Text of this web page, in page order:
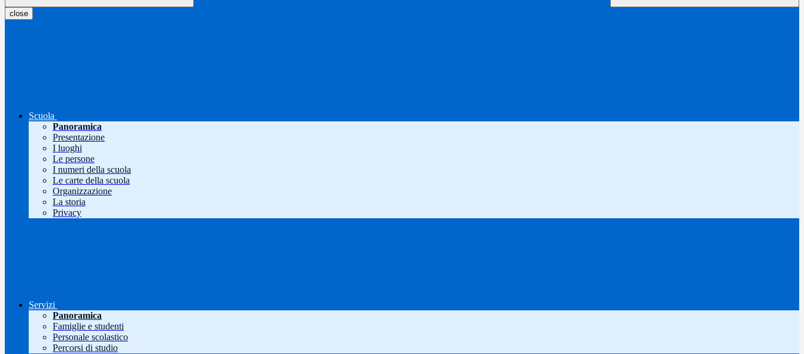
close
Scuola
Panoramica
Presentazione
I luoghi
Le persone
I numeri della scuola
Le carte della scuola
Organizzazione
La storia
Privacy
Servizi
Panoramica
Famiglie e studenti
Personale scolastico
Percorsi di studio